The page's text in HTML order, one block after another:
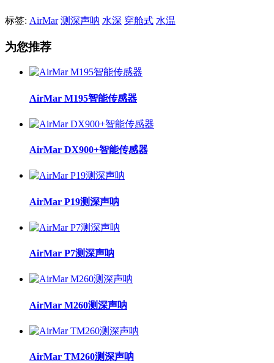
标签: AirMar 测深声呐 水深 穿舱式 水温
为您推荐
AirMar M195智能传感器
AirMar DX900+智能传感器
AirMar P19测深声呐
AirMar P7测深声呐
AirMar M260测深声呐
AirMar TM260测深声呐